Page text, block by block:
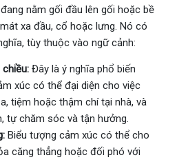
nằm gối đầu lên gối hoặc bề
xa đầu, cổ hoặc lưng. Nó có
tùy thuộc vào ngữ cảnh:
Đây là ý nghĩa phổ biến
xúc có thể đại diện cho việc
tiệm hoặc thậm chí tại nhà, và
tự chăm sóc và tận hưởng.
Biểu tượng cảm xúc có thể cho
căng thẳng hoặc đối phó với